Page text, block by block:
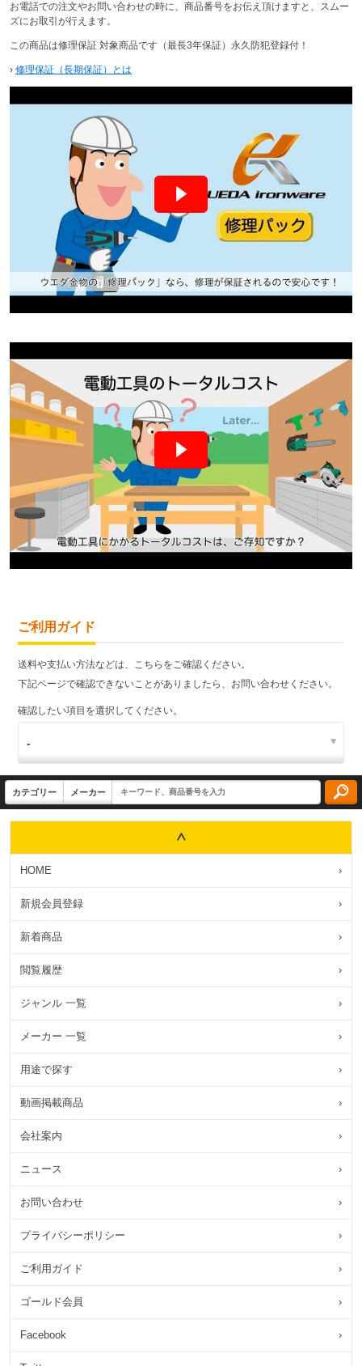
お電話での注文やお問い合わせの時に、商品番号をお伝え頂けますと、スムー
ズにお取引が行えます。
この商品は修理保証 対象商品です（最長3年保証）永久防犯登録付！
› 修理保証（長期保証）とは
ご利用ガイド
送料や支払い方法などは、こちらをご確認ください。
下記ページで確認できないことがありましたら、お問い合わせください。
確認したい項目を選択してください。
HOME ›
新規会員登録 ›
新着商品 ›
閲覧履歴 ›
ジャンル 一覧 ›
メーカー 一覧 ›
用途で探す ›
動画掲載商品 ›
会社案内 ›
ニュース ›
お問い合わせ ›
プライバシーポリシー ›
ご利用ガイド ›
ゴールド会員 ›
Facebook ›